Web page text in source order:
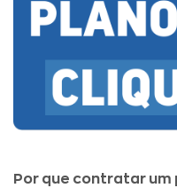
Por que contratar um